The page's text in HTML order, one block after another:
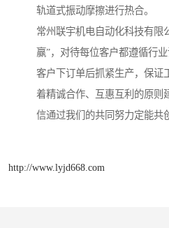
轨道式振动摩擦进行热合。
常州联宇机电自动化科技有限
赢”，对待每位客户都遵循行
客户下订单后抓紧生产，保证
着精诚合作、互惠互利的原则
信通过我们的共同努力定能共
http://www.lyjd668.com